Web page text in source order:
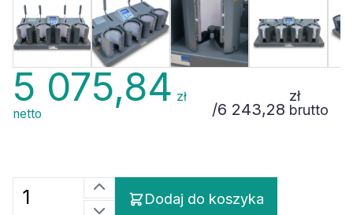
5 075,84 zł
netto
/6 243,28
zł
brutto
Dodaj do koszyka